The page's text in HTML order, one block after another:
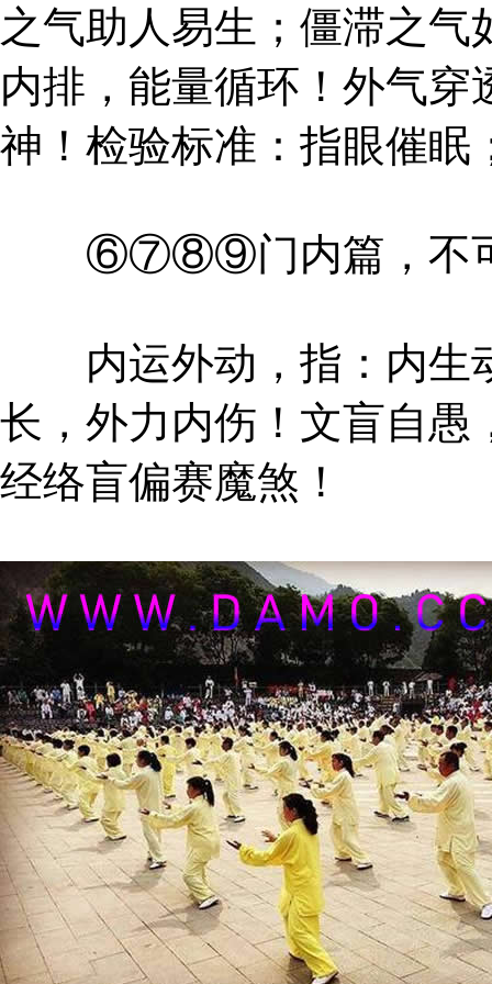
之气助人易生；僵滞之
内排，能量循环！外气
神！检验标准：指眼催眠
⑥⑦⑧⑨门内篇，不
内运外动，指：内生
长，外力内伤！文盲自愚
经络盲偏赛魔煞！